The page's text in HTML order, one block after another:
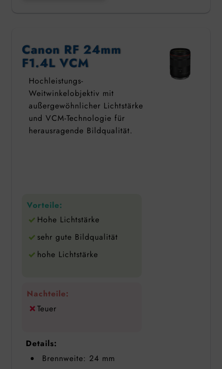
Canon RF 24mm
F1.4L VCM
Hochleistungs-
Weitwinkelobjektiv mit
außergewöhnlicher Lichtstärke
und VCM-Technologie für
herausragende Bildqualität.
Vorteile:
Hohe Lichtstärke
sehr gute Bildqualität
hohe Lichtstärke
Nachteile:
Teuer
Details:
Brennweite: 24 mm